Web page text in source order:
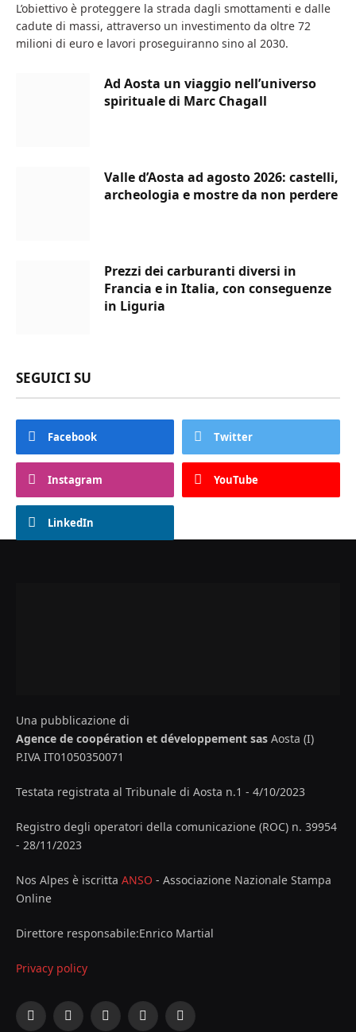
L’obiettivo è proteggere la strada dagli smottamenti e dalle
cadute di massi, attraverso un investimento da oltre 72
milioni di euro e lavori proseguiranno sino al 2030.
Ad Aosta un viaggio nell’universo
spirituale di Marc Chagall
Valle d’Aosta ad agosto 2026: castelli,
archeologia e mostre da non perdere
Prezzi dei carburanti diversi in
Francia e in Italia, con conseguenze
in Liguria
SEGUICI SU
Facebook Twitter
Instagram YouTube
LinkedIn
Una pubblicazione di
Agence de coopération et développement sas Aosta (I)
P.IVA IT01050350071
Testata registrata al Tribunale di Aosta n.1 - 4/10/2023
Registro degli operatori della comunicazione (ROC) n. 39954
- 28/11/2023
Nos Alpes è iscritta ANSO - Associazione Nazionale Stampa
Online
Direttore responsabile:Enrico Martial
Privacy policy
Facebook
X
InstagramYouTubeLinkedIn